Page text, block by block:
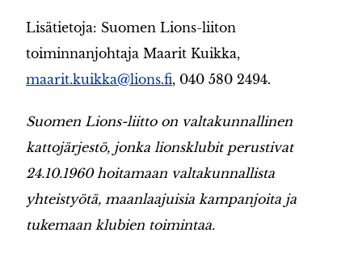
Lisätietoja: Suomen Lions-liiton
toiminnanjohtaja Maarit Kuikka,
maarit.kuikka@lions.fi, 040 580 2494.
Suomen Lions-liitto on valtakunnallinen
kattojärjestö, jonka lionsklubit perustivat
24.10.1960 hoitamaan valtakunnallista
yhteistyötä, maanlaajuisia kampanjoita ja
tukemaan klubien toimintaa.